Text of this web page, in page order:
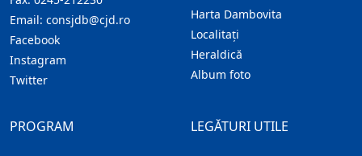
Email: consjdb@cjd.ro
Facebook
Instagram
Twitter
Harta Dambovita
Localitaţi
Heraldică
Album foto
LEGĂTURI UTILE
PROGRAM